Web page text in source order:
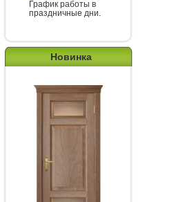
График работы в
праздничные дни.
Новинка